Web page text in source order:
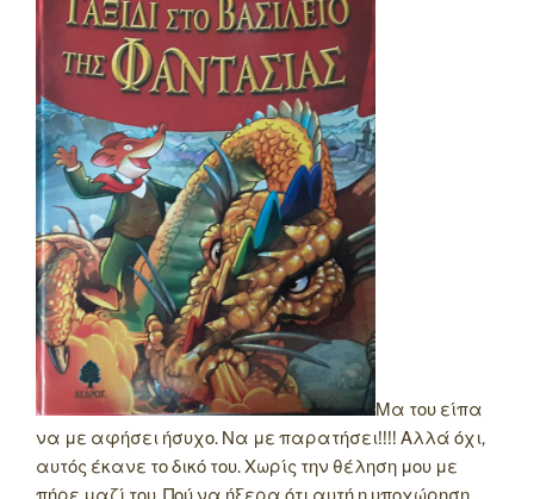
Μα του είπα
να με αφήσει ήσυχο. Να με παρατήσει!!!! Αλλά όχι,
αυτός έκανε το δικό του. Χωρίς την θέληση μου με